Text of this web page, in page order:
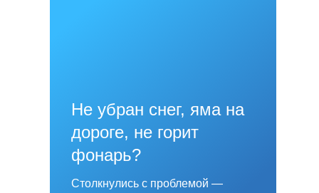
Не убран снег, яма на
дороге, не горит
фонарь?
Столкнулись с проблемой —